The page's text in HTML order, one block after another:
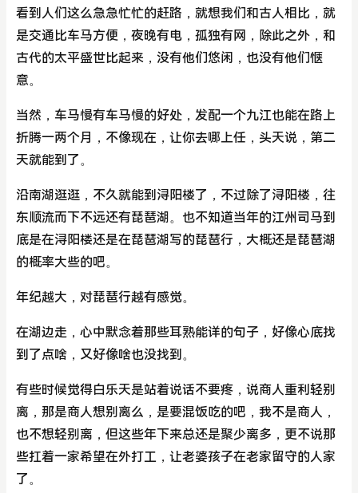
看到人们这么急急忙忙的赶路，就想我们和古人相比，就
是交通比车马方便，夜晚有电，孤独有网，除此之外，和
古代的太平盛世比起来，没有他们悠闲，也没有他们惬
意。
当然，车马慢有车马慢的好处，发配一个九江也能在路上
折腾一两个月，不像现在，让你去哪上任，头天说，第二
天就能到了。
沿南湖逛逛，不久就能到浔阳楼了，不过除了浔阳楼，往
东顺流而下不远还有琵琶湖。也不知道当年的江州司马到
底是在浔阳楼还是在琵琶湖写的琵琶行，大概还是琵琶湖
的概率大些的吧。
年纪越大，对琵琶行越有感觉。
在湖边走，心中默念着那些耳熟能详的句子，好像心底找
到了点啥，又好像啥也没找到。
有些时候觉得白乐天是站着说话不要疼，说商人重利轻别
离，那是商人想别离么，是要混饭吃的吧，我不是商人，
也不想轻别离，但这些年下来总还是聚少离多，更不说那
些扛着一家希望在外打工，让老婆孩子在老家留守的人家
了。